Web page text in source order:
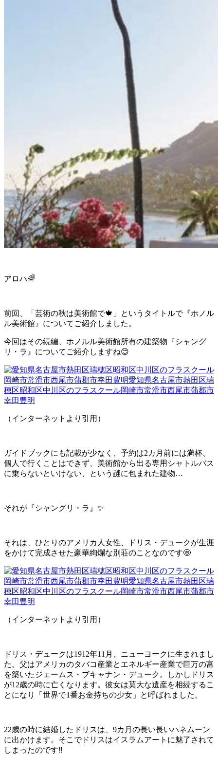
アロハ🌈
前回、「芸術の秋は美術館で🍁」というタイトルで『ホノル
ル美術館』についてご紹介しました。
今回はその続編、ホノルル美術館所有の建築物『シャング
リ・ラ』についてご紹介しますね😊
（インターネットより引用）
ガイドブックにも記載が少なく、予約は2カ月前には満杯、
個人で行くことはできず、美術館から出る専用シャトルバス
に乗らないといけない、という謎に包まれた建物…
それが『シャングリ・ラ』✨
それは、ひとりのアメリカ人女性、ドリス・デュークが生涯
をかけて完成させた豪華絢爛な別荘のことなのです🤩
（インターネットより引用）
ドリス・デュークは1912年11 月、ニューヨークに生まれまし
た。父はアメリカのタバコ産業とエネルギー産業で巨万の富
を築いたジェームス・ブキャナン・デューク。しかしドリス
が12歳の時に亡くなります。彼女は莫大な遺産を相続するこ
とになり「世界で1番お金持ちの少女」と呼ばれました。
22歳の時に結婚したドリスは、9カ月の長い長いハネムーン
に出かけます。そこでドリスはイスラムアートに魅了されて
しまったのです‼️